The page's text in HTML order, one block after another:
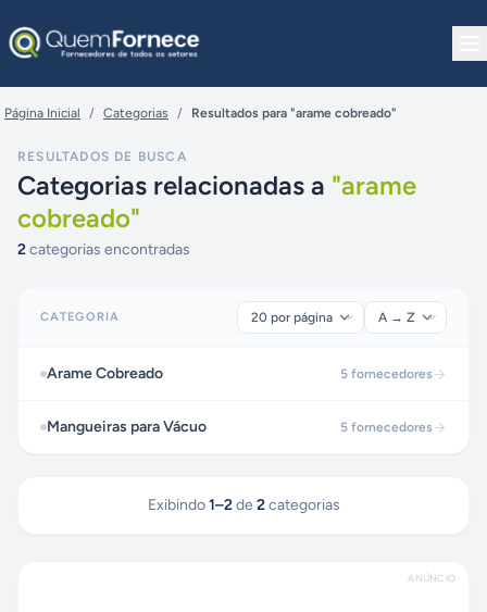
Página Inicial / Categorias / Resultados para "arame cobreado"
RESULTADOS DE BUSCA
Categorias relacionadas a "arame
cobreado"
2categorias encontradas
CATEGORIA
Arame Cobreado 5 fornecedores
Mangueiras para Vácuo 5 fornecedores
Exibindo 1–2 de 2 categorias
ANÚNCIO